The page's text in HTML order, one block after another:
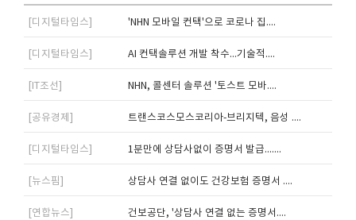
[디지털타임스] 'NHN 모바일 컨택'으로 코로나 집....
[디지털타임스] AI 컨택솔루션 개발 착수...기술적....
[IT조선] NHN, 콜센터 솔루션 '토스트 모바....
[공유경제] 트랜스코스모스코리아-브리지텍, 음성 ....
[디지털타임스] 1분만에 상담사없이 증명서 발급.......
[뉴스핌] 상담사 연결 없이도 건강보험 증명서 ....
[연합뉴스] 건보공단, '상담사 연결 없는 증명서....